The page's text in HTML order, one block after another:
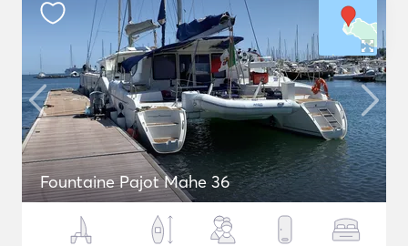
Fountaine Pajot Mahe 36